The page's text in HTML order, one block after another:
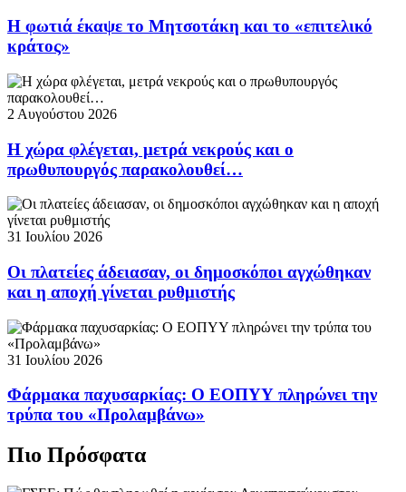
Η φωτιά έκαψε το Μητσοτάκη και το «επιτελικό
κράτος»
2 Αυγούστου 2026
Η χώρα φλέγεται, μετρά νεκρούς και ο
πρωθυπουργός παρακολουθεί…
31 Ιουλίου 2026
Οι πλατείες άδειασαν, οι δημοσκόποι αγχώθηκαν
και η αποχή γίνεται ρυθμιστής
31 Ιουλίου 2026
Φάρμακα παχυσαρκίας: Ο ΕΟΠΥΥ πληρώνει την
τρύπα του «Προλαμβάνω»
Πιο Πρόσφατα